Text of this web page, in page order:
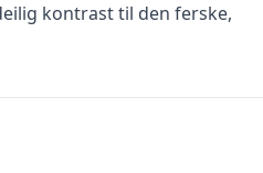
kontrast til den ferske,